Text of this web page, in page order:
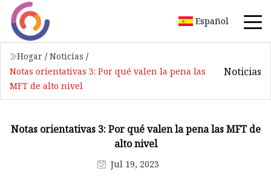
Español
Hogar / Noticias /
Notas orientativas 3: Por qué valen la pena las
MFT de alto nivel
Noticias
Notas orientativas 3: Por qué valen la pena las MFT de
alto nivel
Jul 19, 2023